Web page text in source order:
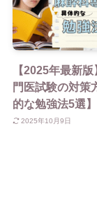
【2025年最新
門医試験の対策
的な勉強法5選】
2025年10月9日